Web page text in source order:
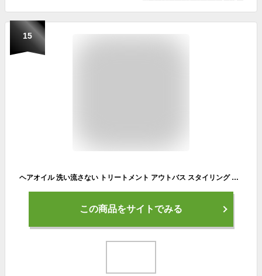
15
ヘアオイル 洗い流さない トリートメント アウトバス スタイリング アルガン 髪 梅雨 うねり ヘアケア ドライヤー 熱 保護 静電気 紫外線 ダメージ［プリュ ヘアトリートメント エッセンスオイル 50ml］【郵便局/コンビニ受取可】ZZ
この商品をサイトでみる